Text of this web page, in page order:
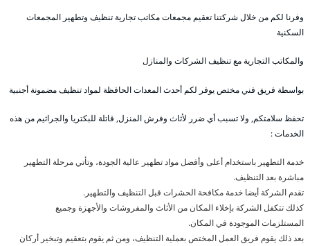
وفرنا لكم من خلال شركتنا تعقيم مجمعات مكاتب تجارية تنظيف وتطهير المجمعات
السكنية
والمكاتب التجارية مع تنظيف الشركات والمنازل
بواسطة فريق فني مختص يوفر لكم أحدث المعدات الحافظة لمواد تنظيف مضمونة أجنبية
تحفظ سلامتكم, ولا تسبب أي ضرر لأثاث وفرش المنزل, قاتلة للبكتريا والجراثيم من هذه
الخدمات :
خدمة التطهير باستخدام أعلى وأفضل مواد تطهير عالية الجودة، وتأتي مرحلة التطهير
مباشرة بعد التنظيف.
تقدم الشركة أيضا خدمة مكافحة الحشرات قبل التنظيف والتطهير.
كذلك تتكفل الشركة بإخلاء المكان من الأثاث والمفروشات والأجهزة وجميع
المستلزمات الموجودة في المكان.
بعد ذلك يقوم فريق العمل المختص بعملية التنظيف، ومن ثم يقوم بتعقيم وتبخير أركان